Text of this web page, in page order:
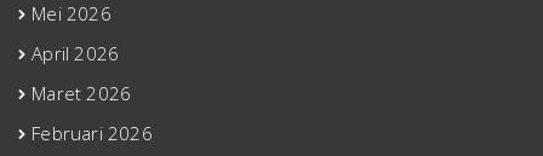
Mei 2026
April 2026
Maret 2026
Februari 2026